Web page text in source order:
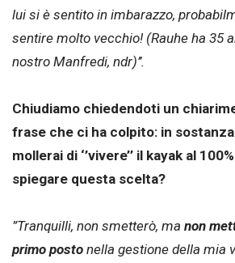
lui si è sentito in imbarazzo,
sentire molto vecchio! (Rauhe ha 35
nostro Manfredi, ndr)’’.
Chiudiamo chiedendoti un
frase che ci ha colpito: in
mollerai di ‘’vivere’’ il kayak al
spiegare questa scelta?
”Tranquilli, non smetterò, ma non
primo posto nella gestione della mia